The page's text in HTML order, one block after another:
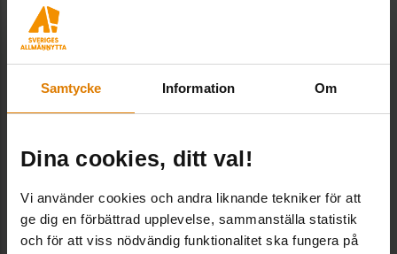
Samtycke Information Om
Dina cookies, ditt val!
Vi använder cookies och andra liknande tekniker för att
ge dig en förbättrad upplevelse, sammanställa statistik
och för att viss nödvändig funktionalitet ska fungera på
är specialiserade på skyfall och
klimatanpassning.
Bilden högst upp:
Hyresbostäder i Norrköping, på plats vid en
Foto:
Henrik Lenngren